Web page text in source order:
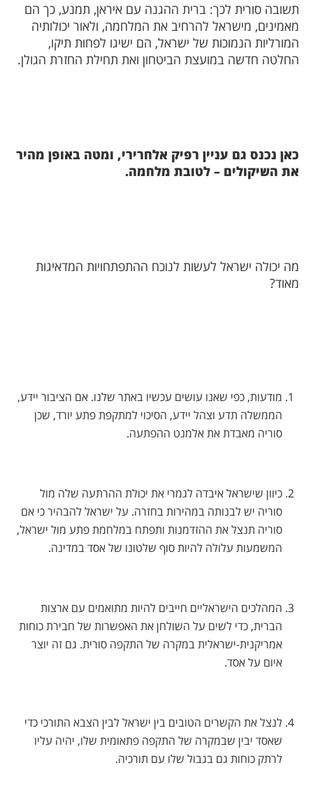
תשובה סורית לכך: ברית ההגנה עם איראן, תמנע, כך הם
מאמינים, מישראל להרחיב את המלחמה, ולאור יכולותיה
המורליות הנמוכות של ישראל, הם ישיגו לפחות תיקו,
החלטה חדשה במועצת הביטחון ואת תחילת החזרת הגולן.
כאן נכנס גם עניין רפיק אלחרירי, ומטה באופן מהיר
את השיקולים – לטובת מלחמה.
מה יכולה ישראל לעשות לנוכח ההתפתחויות המדאיגות
מאוד?
מודעות, כפי שאנו עושים עכשיו באתר שלנו. אם הציבור יידע,
הממשלה תדע וצהל יידע, הסיכוי למתקפת פתע יורד, שכן
סוריה מאבדת את אלמנט ההפתעה.
כיוון שישראל איבדה לגמרי את יכולת ההרתעה שלה מול
סוריה יש לבנותה במהירות בחזרה. על ישראל להבהיר כי אם
סוריה תנצל את ההזדמנות ותפתח במלחמת פתע מול ישראל,
המשמעות עלולה להיות סוף שלטונו של אסד במדינה.
המהלכים הישראליים חייבים להיות מתואמים עם ארצות
הברית, כדי לשים על השולחן את האפשרות של חבירת כוחות
אמריקנית-ישראלית במקרה של התקפה סורית. גם זה יוצר
איום על אסד.
לנצל את הקשרים הטובים בין ישראל לבין הצבא התורכי כדי
שאסד יבין שבמקרה של התקפה פתאומית שלו, יהיה עליו
לרתק כוחות גם בגבול שלו עם תורכיה.